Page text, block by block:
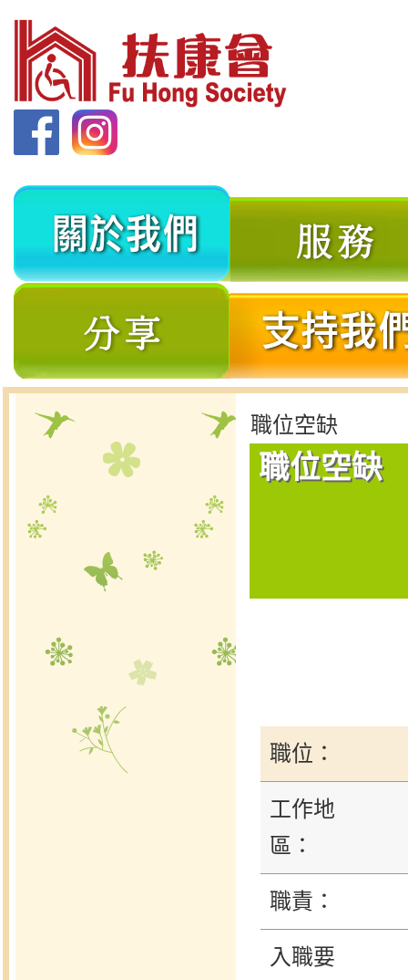
關
我
分
職位空缺
職位空缺
職位：
工作地
區：
職責：
入職要